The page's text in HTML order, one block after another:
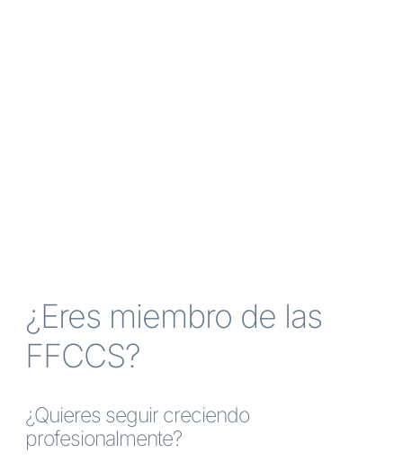
¿Eres miembro de las
FFCCS?
¿Quieres seguir creciendo
profesionalmente?